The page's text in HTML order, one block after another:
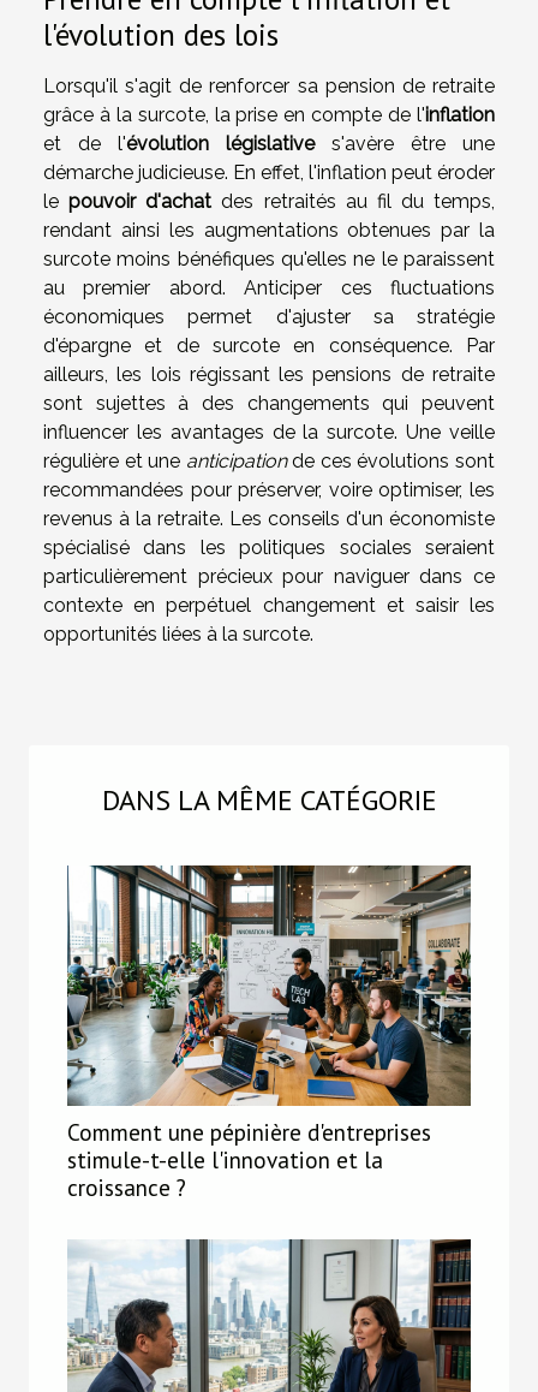
l'évolution des lois
Lorsqu'il s'agit de renforcer sa pension de retraite
grâce à la surcote, la prise en compte de l'inflation
et de l'évolution législatives'avère être une
démarche judicieuse. En effet, l'inflation peut éroder
lepouvoir d'achat des retraités au fil du temps,
rendant ainsi les augmentations obtenues par la
surcote moins bénéfiques qu'elles ne le paraissent
au premier abord. Anticiper ces fluctuations
économiques permet d'ajuster sa stratégie
d'épargne et de surcote en conséquence. Par
ailleurs, les lois régissant les pensions de retraite
sont sujettes à des changements qui peuvent
influencer les avantages de la surcote. Une veille
régulière et une anticipationde ces évolutions sont
recommandées pour préserver, voire optimiser, les
revenus à la retraite. Les conseils d'un économiste
spécialisé dans les politiques sociales seraient
particulièrement précieux pour naviguer dans ce
contexte en perpétuel changement et saisir les
opportunités liées à la surcote.
DANS LA MÊME CATÉGORIE
Comment une pépinière d'entreprises
stimule-t-elle l'innovation et la
croissance ?